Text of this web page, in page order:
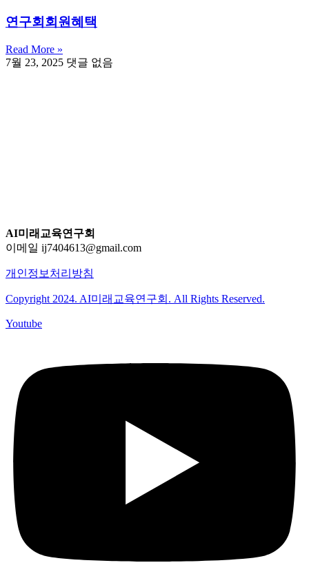
연구회회원혜택
Read More »
7월 23, 2025 댓글 없음
AI미래교육연구회
이메일 ij7404613@gmail.com
개인정보처리방침
Copyright 2024. AI미래교육연구회. All Rights Reserved.
Youtube